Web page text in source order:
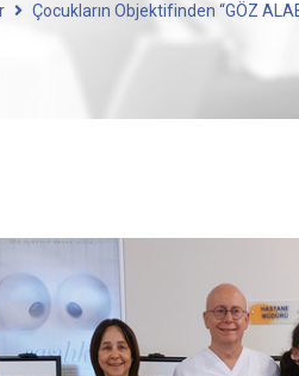
Çocukların Objektifinden “GÖZ